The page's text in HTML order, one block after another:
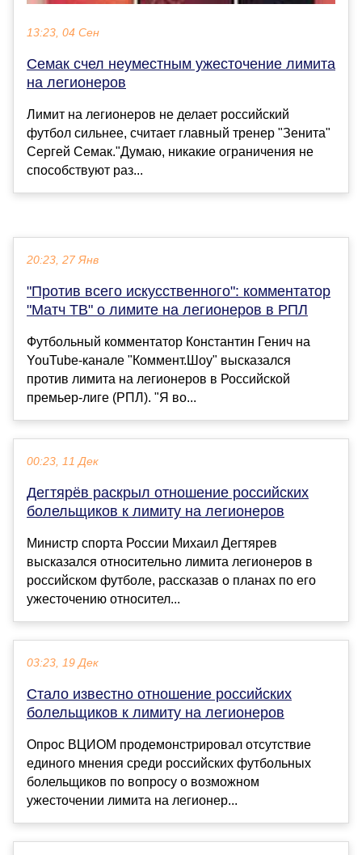
13:23, 04 Сен
Семак счел неуместным ужесточение лимита
на легионеров
Лимит на легионеров не делает российский
футбол сильнее, считает главный тренер "Зенита"
Сергей Семак."Думаю, никакие ограничения не
способствуют раз...
20:23, 27 Янв
"Против всего искусственного": комментатор
"Матч ТВ" о лимите на легионеров в РПЛ
Футбольный комментатор Константин Генич на
YouTube-канале "Коммент.Шоу" высказался
против лимита на легионеров в Российской
премьер-лиге (РПЛ). "Я во...
00:23, 11 Дек
Дегтярёв раскрыл отношение российских
болельщиков к лимиту на легионеров
Министр спорта России Михаил Дегтярев
высказался относительно лимита легионеров в
российском футболе, рассказав о планах по его
ужесточению относител...
03:23, 19 Дек
Стало известно отношение российских
болельщиков к лимиту на легионеров
Опрос ВЦИОМ продемонстрировал отсутствие
единого мнения среди российских футбольных
болельщиков по вопросу о возможном
ужесточении лимита на легионер...